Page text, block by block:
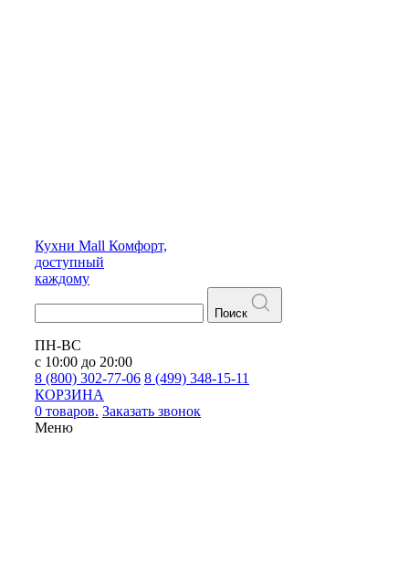
Кухни Mall Комфорт,
доступный
каждому
Поиск
ПН-ВС
с 10:00 до 20:00
8 (800) 302-77-06 8 (499) 348-15-11
КОРЗИНА
0 товаров. Заказать звонок
Меню